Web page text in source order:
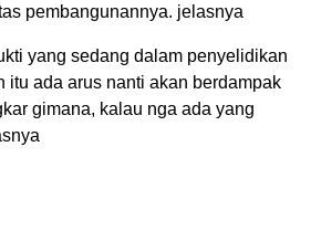
pembangunannya. jelasnya
yang sedang dalam penyelidikan
itu ada arus nanti akan berdampak
gimana, kalau nga ada yang